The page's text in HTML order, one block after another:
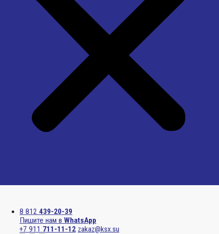
8 812 439-20-39
Пишите нам в WhatsApp
+7 911 711-11-12 zakaz@ksx.su